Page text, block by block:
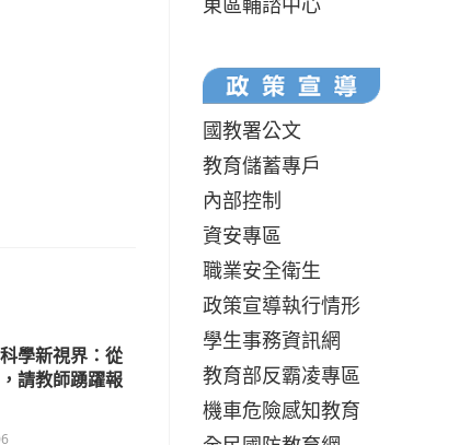
學新視界：從
請教師踴躍報
國教署公文
教育儲蓄專戶
內部控制
資安專區
職業安全衛生
政策宣導執行情形
學生事務資訊網
教育部反霸凌專區
機車危險感知教育